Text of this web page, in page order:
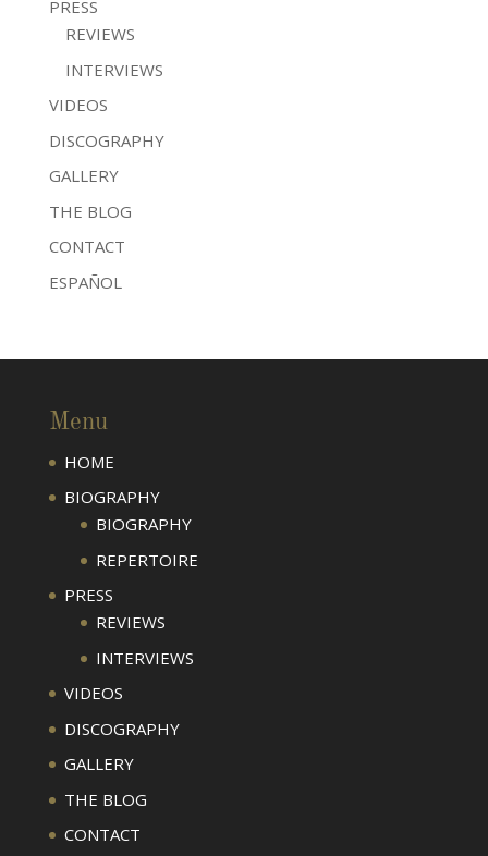
PRESS
REVIEWS
INTERVIEWS
VIDEOS
DISCOGRAPHY
GALLERY
THE BLOG
CONTACT
ESPAÑOL
Menu
HOME
BIOGRAPHY
BIOGRAPHY
REPERTOIRE
PRESS
REVIEWS
INTERVIEWS
VIDEOS
DISCOGRAPHY
GALLERY
THE BLOG
CONTACT